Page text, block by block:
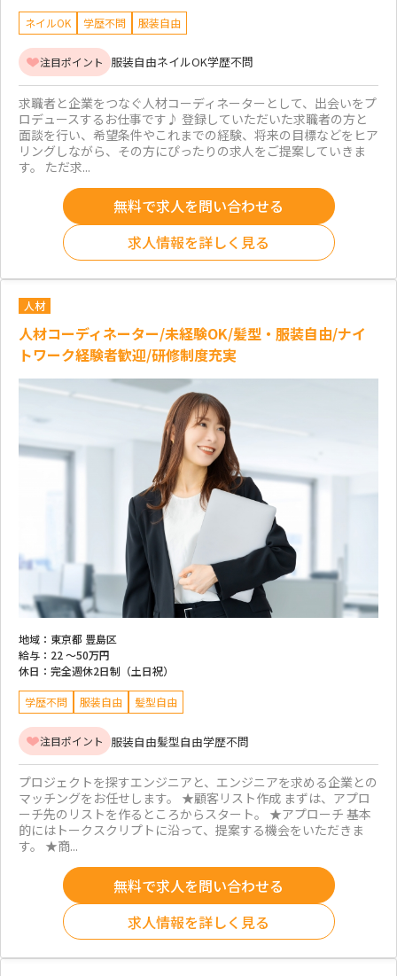
ネイルOK 学歴不問 服装自由
注目ポイント 服装自由ネイルOK学歴不問
求職者と企業をつなぐ人材コーディネーターとして、出会いをプ
ロデュースするお仕事です♪ 登録していただいた求職者の方と
面談を行い、希望条件やこれまでの経験、将来の目標などをヒア
リングしながら、その方にぴったりの求人をご提案していきま
す。 ただ求...
無料で求人を問い合わせる
求人情報を詳しく見る
人材
人材コーディネーター/未経験OK/髪型・服装自由/ナイ
トワーク経験者歓迎/研修制度充実
地域： 東京都 豊島区
給与： 22 ～50万円
休日： 完全週休2日制（土日祝）
学歴不問 服装自由 髪型自由
注目ポイント 服装自由髪型自由学歴不問
プロジェクトを探すエンジニアと、エンジニアを求める企業との
マッチングをお任せします。 ★顧客リスト作成 まずは、アプロ
ーチ先のリストを作るところからスタート。 ★アプローチ 基本
的にはトークスクリプトに沿って、提案する機会をいただきま
す。 ★商...
無料で求人を問い合わせる
求人情報を詳しく見る